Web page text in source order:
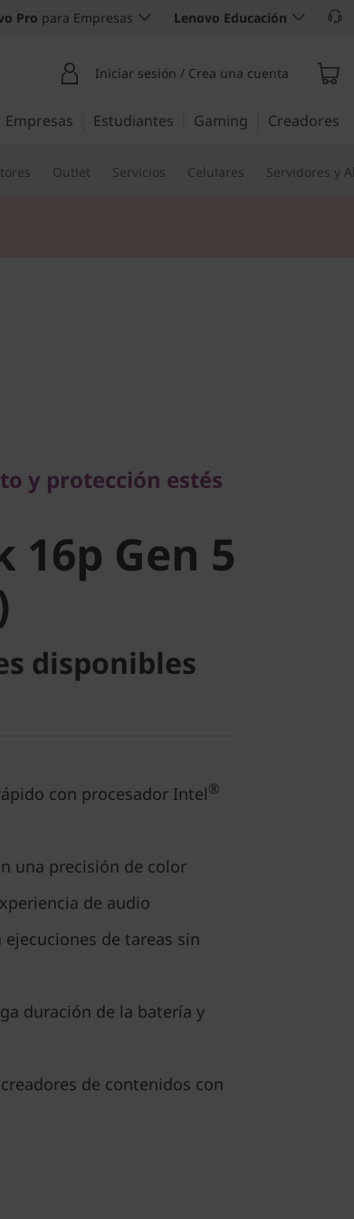
Pro para Empresas Lenovo Educación
Iniciar sesión / Crea una cuenta
Empresas Estudiantes Gaming Creadores
Outlet Servicios Celulares Servidores y
Gen
y protección estés
Gen 5
disponibles
con procesador Intel®
una precisión de color
de audio
de tareas sin
duración de la batería y
de contenidos con